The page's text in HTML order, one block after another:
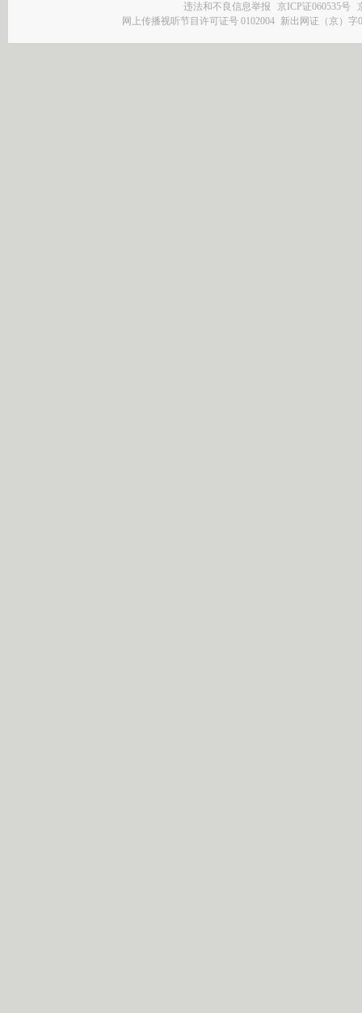
违法和不良信息举报
京ICP证060535号
网上传播视听节目许可证号 0102004 新出网证（京）